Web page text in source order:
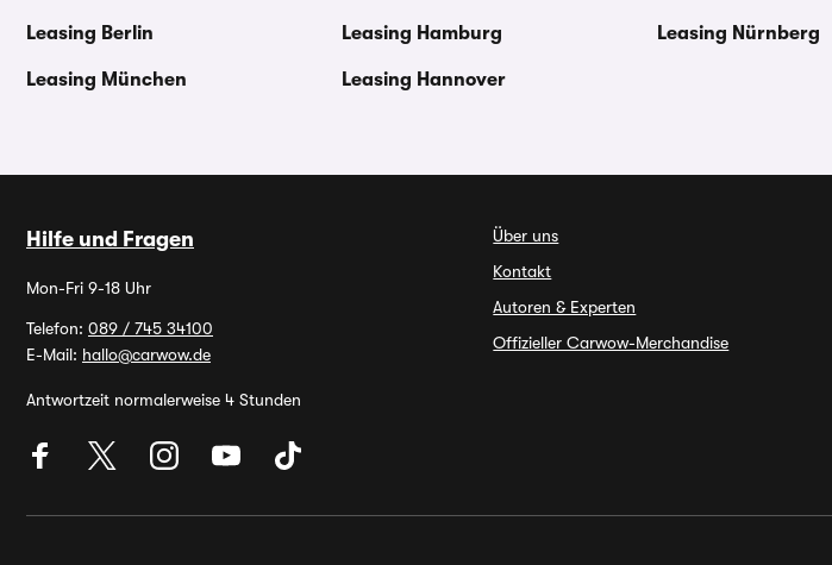
Leasing Berlin
Leasing München
Leasing Hamburg
Leasing Hannover
Leasing Nürnberg
Hilfe und Fragen
Mon-Fri 9-18 Uhr
Telefon: 089 / 745 34100
E-Mail: hallo@carwow.de
Antwortzeit normalerweise 4 Stunden
Über uns
Kontakt
Autoren & Experten
Offizieller Carwow-Merchandise